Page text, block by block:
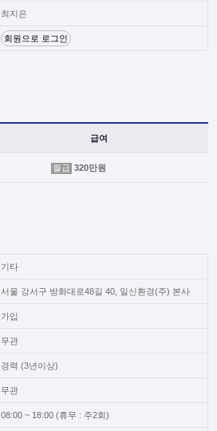
최지은
회원으로 로그인
급여
월급 320만원
기타
서울 강서구 방화대로48길 40, 일신환경(주) 본사
가입
무관
경력 (3년이상)
무관
08:00 ~ 18:00 (휴무 : 주2회)